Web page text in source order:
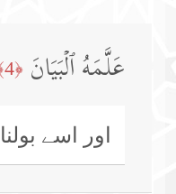
عَلَّمَهُ ٱلۡبَیَانَ ﴿4﴾
اور اسے